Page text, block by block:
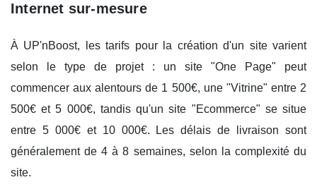
Internet sur-mesure
À UP'nBoost, les tarifs pour la création d'un site varient
selon le type de projet : un site "One Page" peut
commencer aux alentours de 1 500€, une "Vitrine" entre 2
500€ et 5 000€, tandis qu'un site "Ecommerce" se situe
entre 5 000€ et 10 000€. Les délais de livraison sont
généralement de 4 à 8 semaines, selon la complexité du
site.